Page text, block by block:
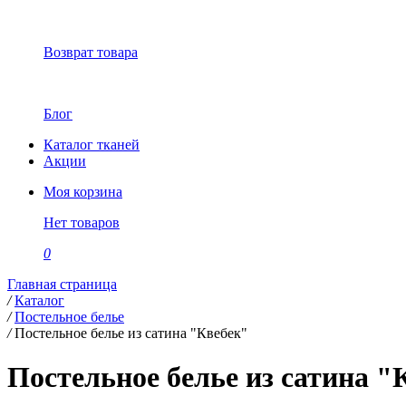
Возврат товара
Блог
Каталог тканей
Акции
Моя корзина
Нет товаров
0
Главная страница
/ Каталог
/ Постельное белье
/ Постельное белье из сатина "Квебек"
Постельное белье из сатина